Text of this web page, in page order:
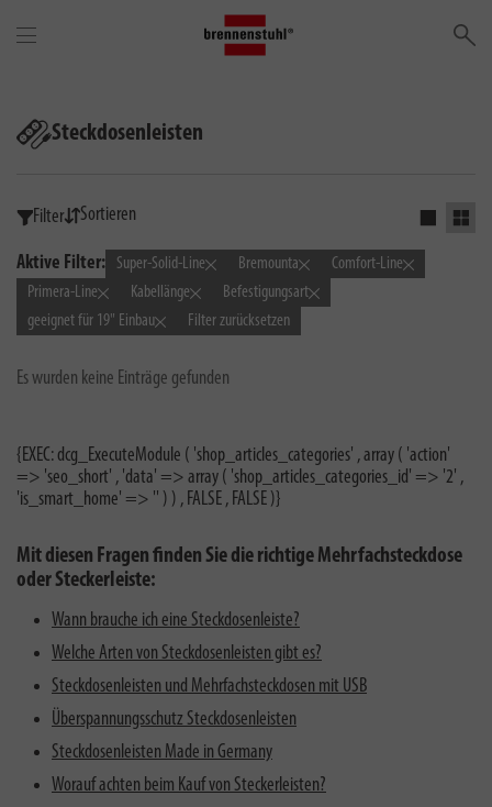
Steckdosenleisten
Filter Sortieren Einfaches
Grid
Aktive Filter:
Super-Solid-Line Bremounta
Comfort-Line
Primera-Line
Kabellänge
Befestigungsart
geeignet für 19" Einbau
Filter zurücksetzen
Es wurden keine Einträge gefunden
{EXEC: dcg_ExecuteModule ( 'shop_articles_categories' , array ( 'action'
=> 'seo_short' , 'data' => array ( 'shop_articles_categories_id' => '2' ,
'is_smart_home' => '' ) ) , FALSE , FALSE )}
Mit diesen Fragen finden Sie die richtige Mehrfachsteckdose
oder Steckerleiste:
Wann brauche ich eine Steckdosenleiste?
Welche Arten von Steckdosenleisten gibt es?
Steckdosenleisten und Mehrfachsteckdosen mit USB
Überspannungsschutz Steckdosenleisten
Steckdosenleisten Made in Germany
Worauf achten beim Kauf von Steckerleisten?